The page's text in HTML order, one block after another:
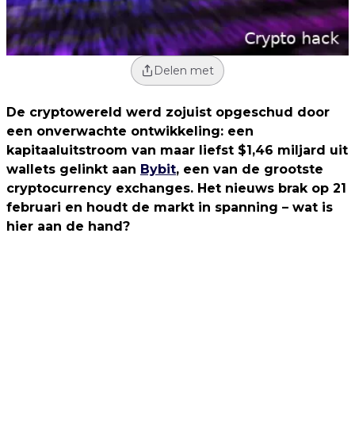
Delen met
De cryptowereld werd zojuist opgeschud door
een onverwachte ontwikkeling: een
kapitaaluitstroom van maar liefst $1,46 miljard uit
wallets gelinkt aan Bybit, een van de grootste
cryptocurrency exchanges. Het nieuws brak op 21
februari en houdt de markt in spanning – wat is
hier aan de hand?